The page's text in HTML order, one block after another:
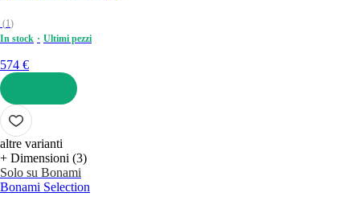
(1)
In stock
Ultimi pezzi
574 €
AGGIUNGI
altre varianti
+ Dimensioni (3)
Solo su Bonami
Bonami Selection